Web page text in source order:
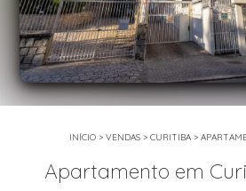
INÍCIO> VENDAS> CURITIBA>
Apartamento em